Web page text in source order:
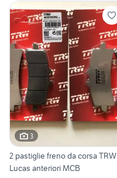
3
2 pastiglie freno da corsa TRW
Lucas anteriori MCB